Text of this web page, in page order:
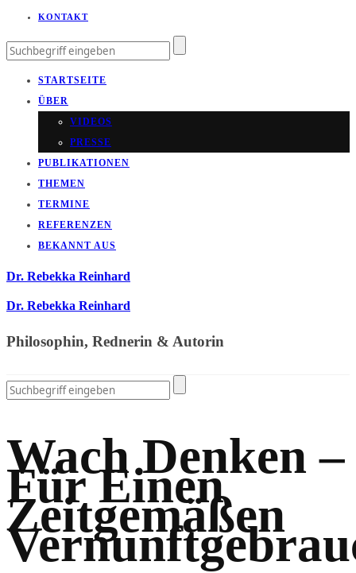
KONTAKT
STARTSEITE
ÜBER
VIDEOS
PRESSE
PUBLIKATIONEN
THEMEN
TERMINE
REFERENZEN
BEKANNT AUS
Dr. Rebekka Reinhard
Dr. Rebekka Reinhard
Philosophin, Rednerin & Autorin
Wach Denken –
Für Einen
Zeitgemäßen